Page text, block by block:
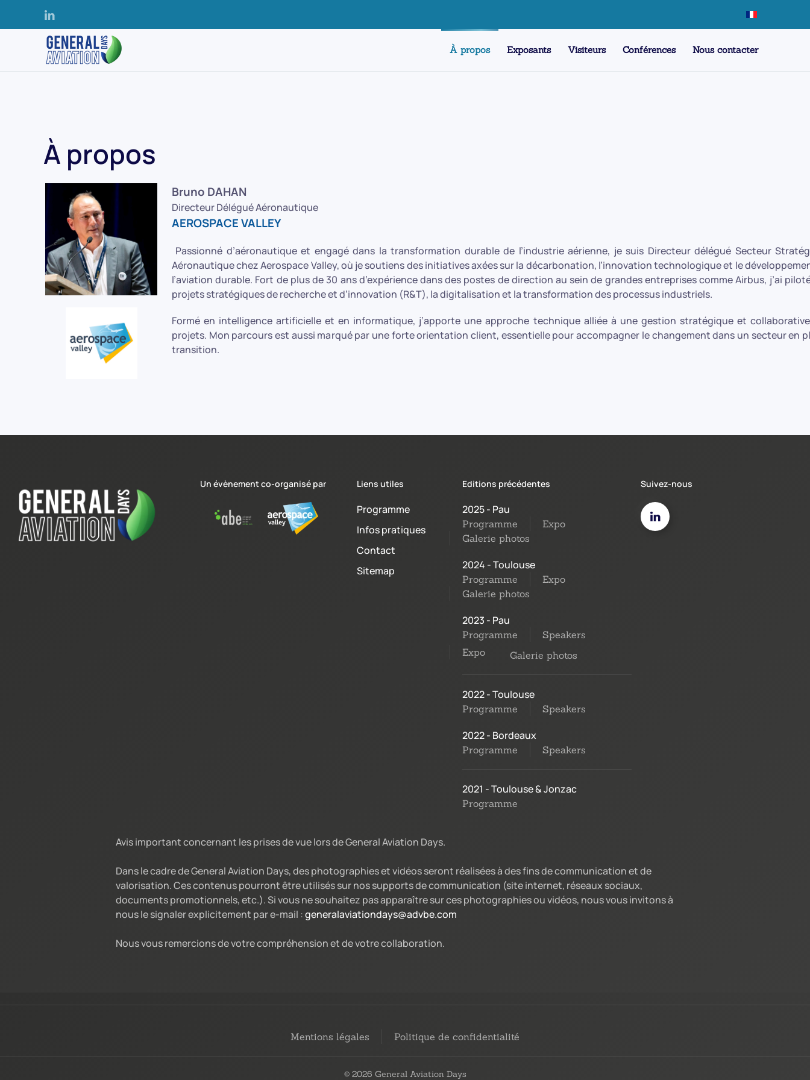
Accéder au contenu principal
À propos Exposants Visiteurs Conférences Nous contacter
À propos
Bruno DAHAN
Directeur Délégué Aéronautique
AEROSPACE VALLEY
Passionné d’aéronautique et engagé dans la transformation durable de l’industrie aérienne, je suis Directeur délégué Secteur
Aéronautique chez Aerospace Valley, où je soutiens des initiatives axées sur la décarbonation, l’innovation technologique et le
l’aviation durable. Fort de plus de 30 ans d’expérience dans des postes de direction au sein de grandes entreprises comme Airbus, j’ai
projets stratégiques de recherche et d’innovation (R&T), la digitalisation et la transformation des processus industriels.
Formé en intelligence artificielle et en informatique, j’apporte une approche technique alliée à une gestion stratégique et
projets. Mon parcours est aussi marqué par une forte orientation client, essentielle pour accompagner le changement dans un secteur en
transition.
Un évènement co-organisé par Liens utiles
Programme
Infos pratiques
Contact
Sitemap
Editions précédentes
2025 - Pau
Programme
Expo
Galerie photos
2024 - Toulouse
Programme
Expo
Galerie photos
2023 - Pau
Programme
Speakers
Expo
Galerie photos
2022 - Toulouse
Programme Speakers
2022 - Bordeaux
Programme Speakers
2021 - Toulouse & Jonzac
Programme
Suivez-nous
Avis important concernant les prises de vue lors de General Aviation Days.
Dans le cadre de General Aviation Days, des photographies et vidéos seront réalisées à des fins de communication et de
valorisation. Ces contenus pourront être utilisés sur nos supports de communication (site internet, réseaux sociaux,
documents promotionnels, etc.). Si vous ne souhaitez pas apparaître sur ces photographies ou vidéos, nous vous invitons à
nous le signaler explicitement par e-mail :generalaviationdays@advbe.com
Nous vous remercions de votre compréhension et de votre collaboration.
Mentions légales Politique de confidentialité
© 2026 General Aviation Days